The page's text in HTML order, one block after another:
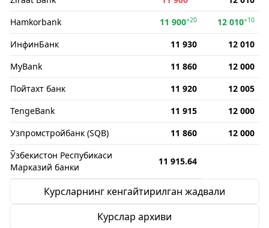
Hamkorbank
11 900+20 12 010+10
ИнфинБанк 11 930
12 010
MyBank
11 860
12 000
Пойтахт банк
11 920
12 005
TengeBank
11 915
12 000
Узпромстройбанк (SQB)
11 860
12 000
Ўзбекистон Респубикаси
Марказий банки
11 915.64
Курсларнинг кенгайтирилган жадвали
Курслар архиви